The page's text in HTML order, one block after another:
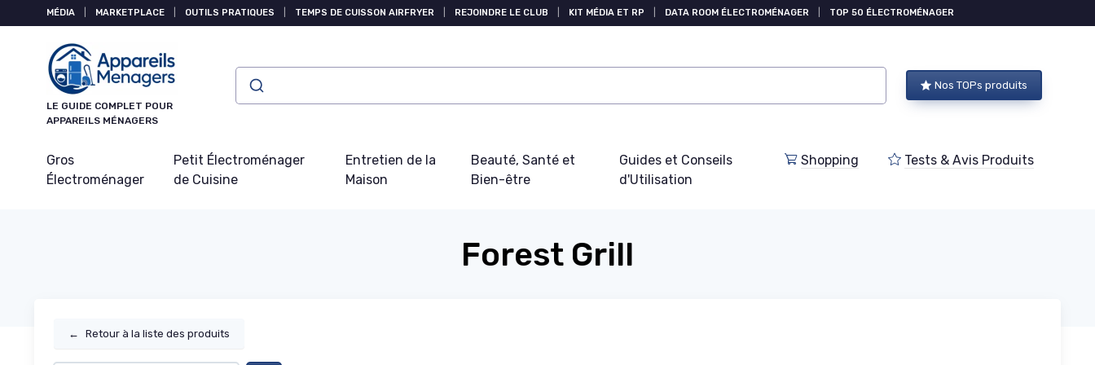
MÉDIA MARKETPLACE OUTILS PRATIQUES TEMPS DE CUISSON AIRFRYER REJOINDRE LE CLUB KIT MÉDIA ET RP DATA ROOM ÉLECTROMÉNAGER TOP 50 ÉLECTROMÉNAGER
LE GUIDE COMPLET POUR
APPAREILS MÉNAGERS
Nos TOPs produits
Gros
Électroménager
Petit Électroménager
de Cuisine
Entretien de la
Maison
Beauté, Santé et
Bien-être
Guides et Conseils
d'Utilisation
Shopping Tests & Avis Produits
Forest Grill
← Retour à la liste des produits
Panneau de gestion des cookies